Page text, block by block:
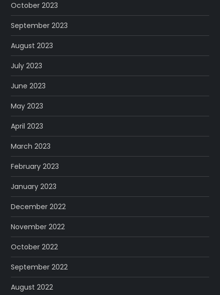
October 2023
September 2023
August 2023
July 2023
June 2023
May 2023
April 2023
March 2023
February 2023
January 2023
December 2022
November 2022
October 2022
September 2022
August 2022